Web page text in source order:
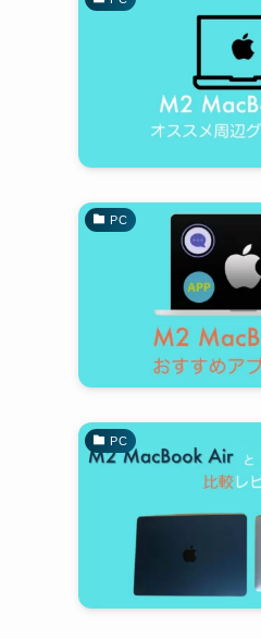
PC
PC